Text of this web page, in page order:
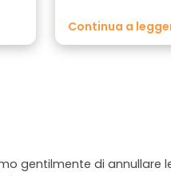
molte cose sulla
Continua a
gentilmente di annullare